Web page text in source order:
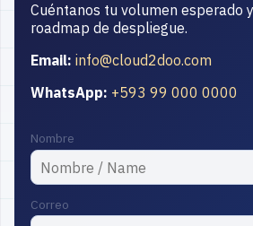
Cuéntanos tu volumen esperado
roadmap de despliegue.
Email: info@cloud2doo.com
WhatsApp: +593 99 000 0000
Nombre
Correo